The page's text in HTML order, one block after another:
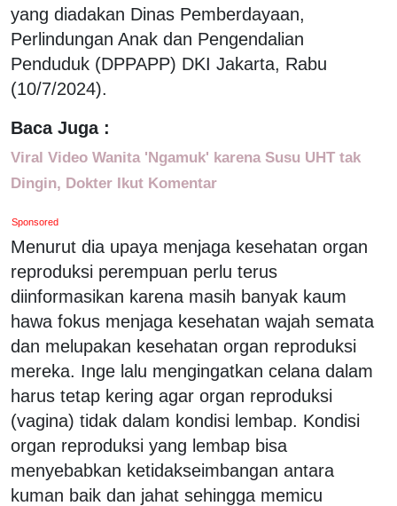
yang diadakan Dinas Pemberdayaan,
Perlindungan Anak dan Pengendalian
Penduduk (DPPAPP) DKI Jakarta, Rabu
(10/7/2024).
Baca Juga :
Viral Video Wanita 'Ngamuk' karena Susu UHT tak
Dingin, Dokter Ikut Komentar
Sponsored
Menurut dia upaya menjaga kesehatan organ
reproduksi perempuan perlu terus
diinformasikan karena masih banyak kaum
hawa fokus menjaga kesehatan wajah semata
dan melupakan kesehatan organ reproduksi
mereka. Inge lalu mengingatkan celana dalam
harus tetap kering agar organ reproduksi
(vagina) tidak dalam kondisi lembap. Kondisi
organ reproduksi yang lembap bisa
menyebabkan ketidakseimbangan antara
kuman baik dan jahat sehingga memicu